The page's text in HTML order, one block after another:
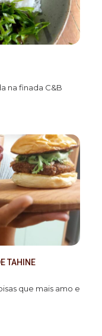
na finada C&B
TAHINE
que mais amo e